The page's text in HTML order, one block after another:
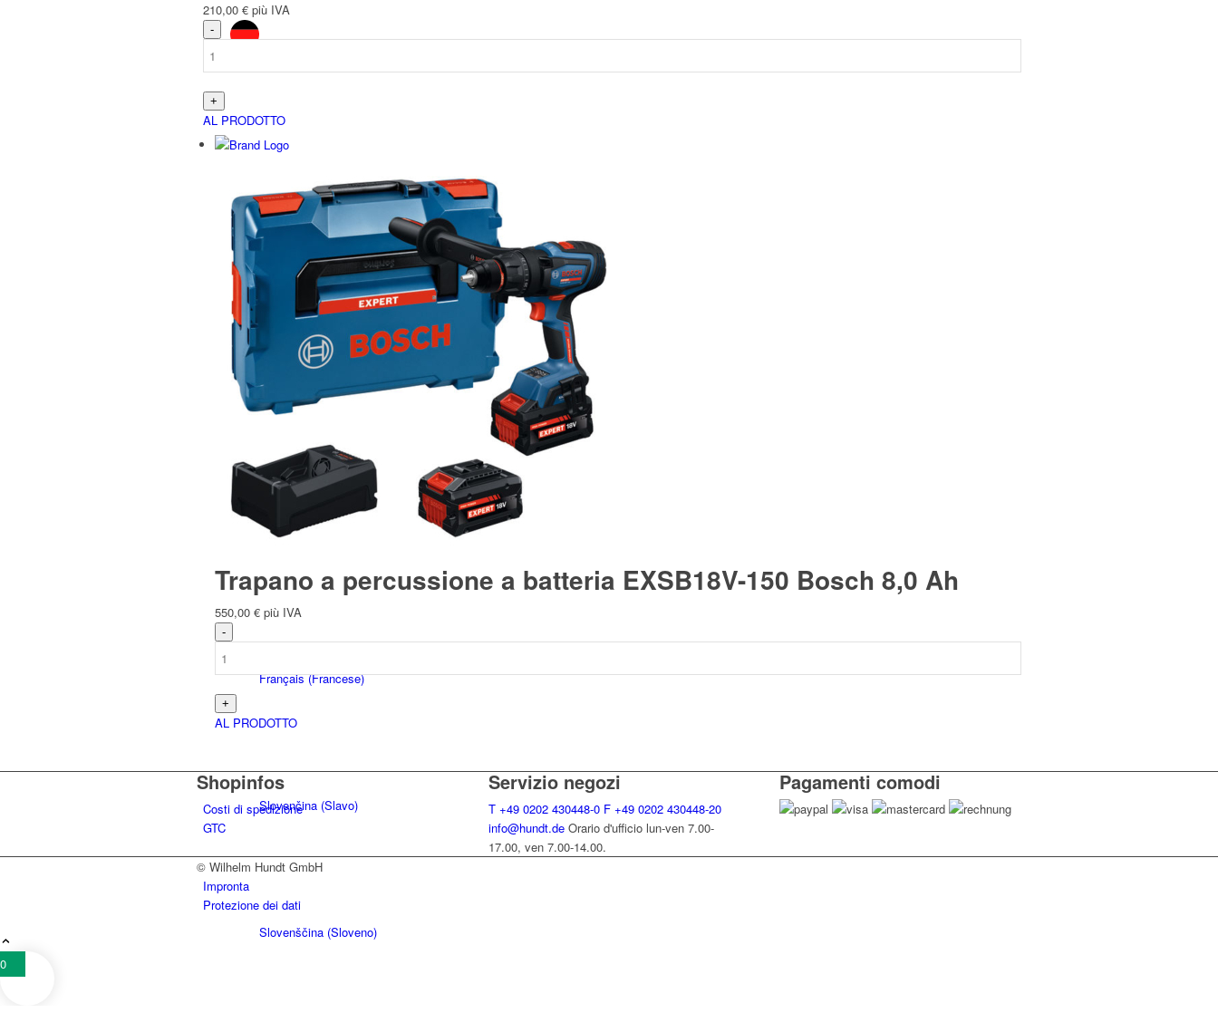
Deutsch(Tedesco)
Polacco)
Français(Francese)
Slovenčina (Slavo)
Slovenščina (Sloveno)
210,00 € più IVA
AL PRODOTTO
Trapano a percussione a batteria EXSB18V-150 Bosch 8,0 Ah
550,00 € più IVA
AL PRODOTTO
Shopinfos
Costi di spedizione
GTC
Servizio negozi
T +49 0202 430448-0 F +49 0202 430448-20
info@hundt.de Orario d'ufficio lun-ven 7.00-
17.00, ven 7.00-14.00.
Pagamenti comodi
© Wilhelm Hundt GmbH
Impronta
Protezione dei dati
0